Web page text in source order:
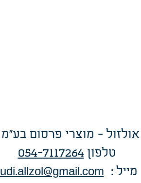
אולזול - מוצרי פרסום בע"מ
טלפון054-7117264
udi.allzol@gmail.com
: מייל